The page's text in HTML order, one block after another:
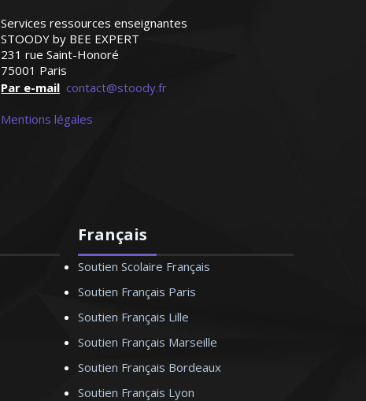
Services ressources enseignantes
STOODY by BEE EXPERT
231 rue Saint-Honoré
75001 Paris
Par e-mail contact@stoody.fr
Mentions légales
Français
Soutien Scolaire Français
Soutien Français Paris
Soutien Français Lille
Soutien Français Marseille
Soutien Français Bordeaux
Soutien Français Lyon